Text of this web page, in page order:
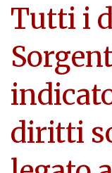
Tutti i
diritti